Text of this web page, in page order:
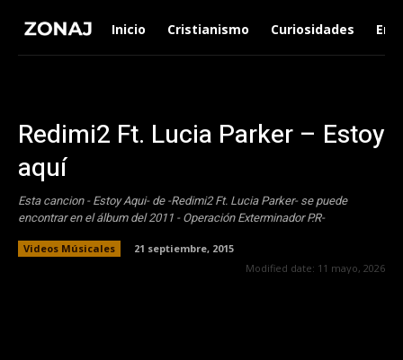
Inicio Cristianismo Curiosidades
Redimi2 Ft. Lucia Parker – Estoy
aquí
Esta cancion - Estoy Aqui- de -Redimi2 Ft. Lucia Parker- se puede
encontrar en el álbum del 2011 - Operación Exterminador P.R-
Videos Músicales
21 septiembre, 2015
Modified date: 11 mayo, 2026